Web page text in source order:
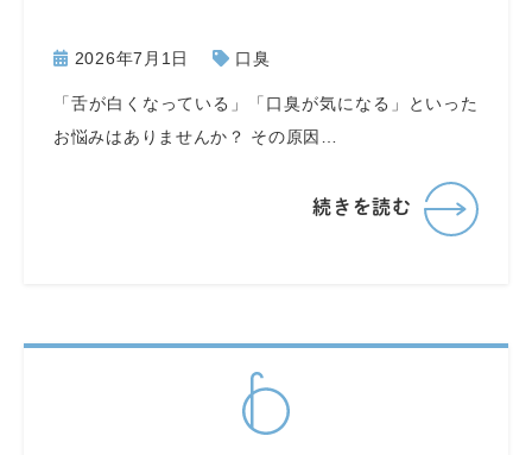
2026年7月1日 口臭
「舌が白くなっている」「口臭が気になる」といった
お悩みはありませんか？ その原因…
続きを読む